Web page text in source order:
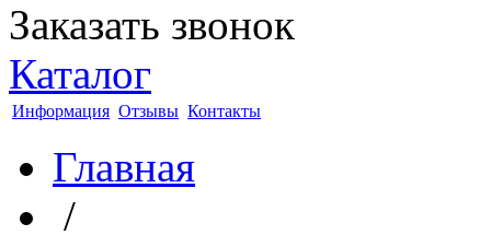
Заказать звонок
Каталог
Информация Отзывы Контакты
Главная
/